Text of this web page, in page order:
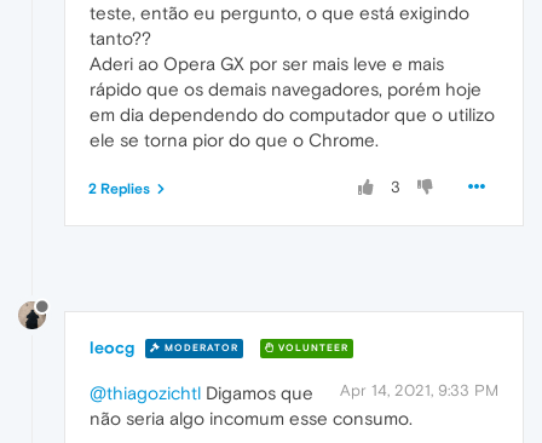
teste, então eu pergunto, o que está exigindo
tanto??
Aderi ao Opera GX por ser mais leve e mais
rápido que os demais navegadores, porém hoje
em dia dependendo do computador que o utilizo
ele se torna pior do que o Chrome.
3
2 Replies
leocg MODERATOR VOLUNTEER
Apr 14, 2021, 9:33 PM
@thiagozichtl Digamos que
não seria algo incomum esse consumo.